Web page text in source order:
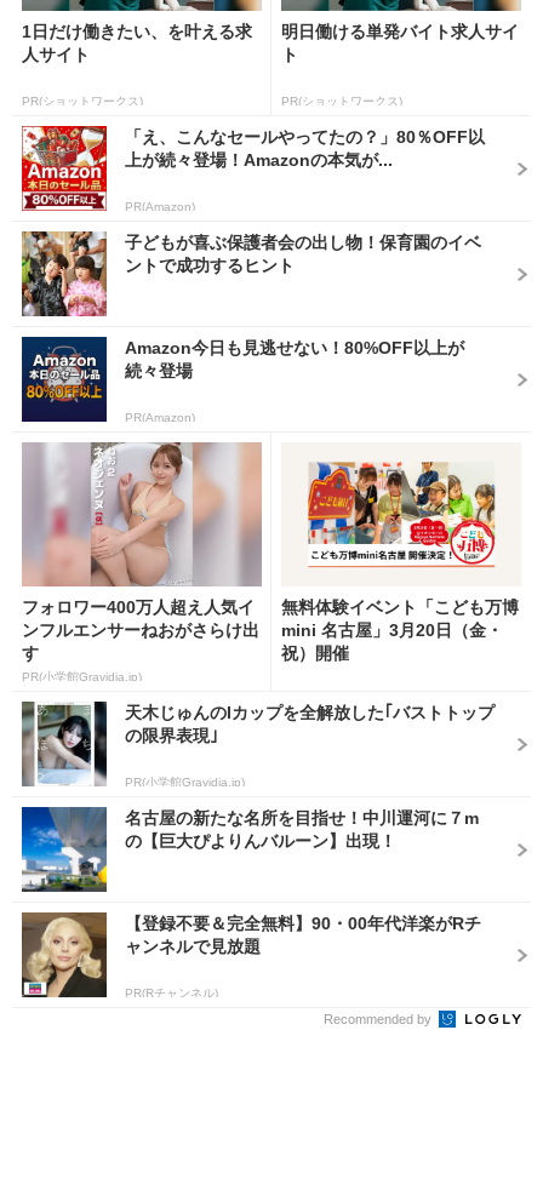
1日だけ働きたい、を叶える求
人サイト
PR(ショットワークス)
明日働ける単発バイト求人サイ
ト
PR(ショットワークス)
「え、こんなセールやってたの？」80％OFF以
上が続々登場！Amazonの本気が...
PR(Amazon)
子どもが喜ぶ保護者会の出し物！保育園のイベ
ントで成功するヒント
Amazon今日も見逃せない！80%OFF以上が
続々登場
PR(Amazon)
フォロワー400万人超え人気イ
ンフルエンサーねおがさらけ出
す
PR(小学館Gravidia.jp)
無料体験イベント「こども万博
mini 名古屋」3月20日（金・
祝）開催
天木じゅんのIカップを全解放した｢バストトップ
の限界表現｣
PR(小学館Gravidia.jp)
名古屋の新たな名所を目指せ！中川運河に７m
の【巨大ぴよりんバルーン】出現！
【登録不要＆完全無料】90・00年代洋楽がRチ
ャンネルで見放題
PR(Rチャンネル)
Recommended by